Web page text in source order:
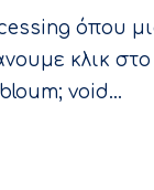
όπου
κλικ
void…